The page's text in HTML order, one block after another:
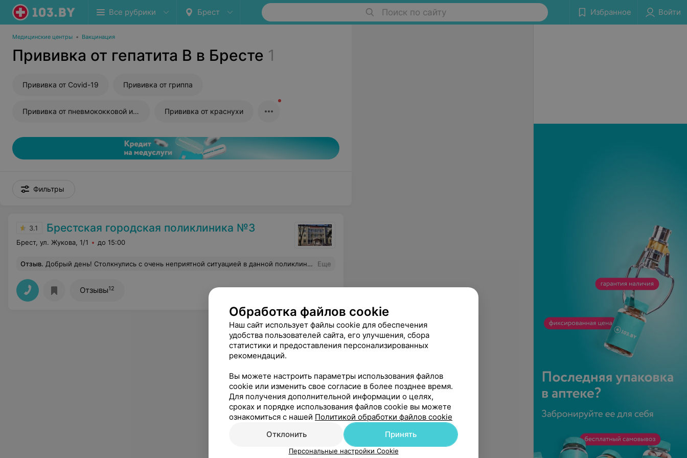
Все рубрики Брест Поиск по сайту Избранное Войти
Медицинские центры • Вакцинация
Прививка от гепатита В в Бресте 1
Прививка от Covid-19 Прививка от гриппа
Прививка от пневмококковой инфекции Прививка от краснухи
Фильтры
3.1 Брестская городская поликлиника №3
Брест, ул. Жукова, 1/1 до 15:00
Отзыв. Добрый день! Столкнулись с очень неприятной ситуацией в данной поликлинике. Хочется обратить внимание руководства на сотрудницу 336 кабинета Виноградовой С.Л.. Придя на прием и заняв очередь за полтора до конца рабочего времени с жалобой на защемление шеи и сильную головную боль. Просидев там, спустя примерно 20 минут ожидания, врач вышла из кабинета, начала задавать вопросы людям в коридоре(нас было примерно человек 5 в очереди) и в довольно резкой форме отправила часть пациентов домой, даже не пригласив их в кабинет. Хотя видимо своих знакомых пациентов пускала вне очереди, выходя и называя фамилии. Мне же сказали "Ваш случай не такой уж и экстренный, можете прийти и завтра".Ей пытались возразить, на что она ответила " Поберегите мои нервы в последние часы работы". А кто побережет наше здоровье? В результате мой приём так и не состоялся. Осталась крайне разочарована организацией работы и отношением к пациентам. Еще
Отзывы12
Обработка файлов cookie
Наш сайт использует файлы cookie для обеспечения
удобства пользователей сайта, его улучшения, сбора
статистики и предоставления персонализированных
рекомендаций.
Вы можете настроить параметры использования файлов
cookie или изменить свое согласие в более позднее время.
Для получения дополнительной информации о целях,
сроках и порядке использования файлов cookie вы можете
ознакомиться с нашей Политикой обработки файлов cookie
Отклонить
Принять
Персональные настройки Cookie